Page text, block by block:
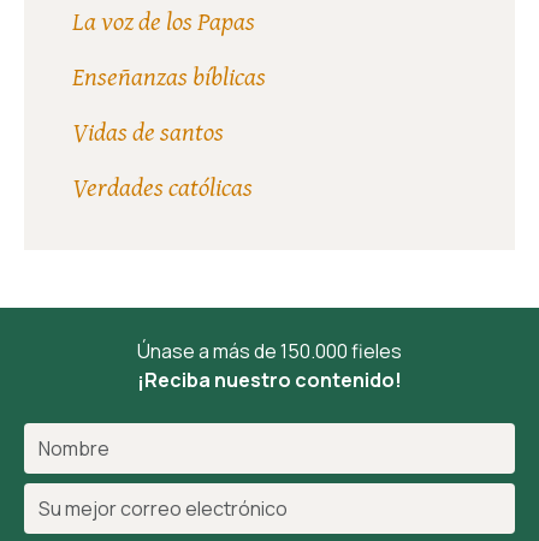
La voz de los Papas
Enseñanzas bíblicas
Vidas de santos
Verdades católicas
Únase a más de 150.000 fieles
¡Reciba nuestro contenido!